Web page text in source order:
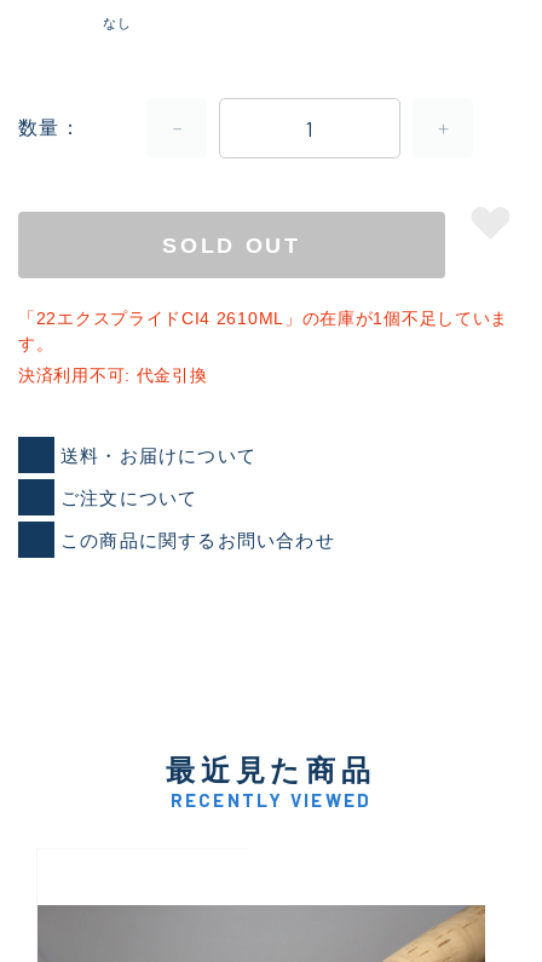
なし
数量
SOLD OUT
「22エクスプライドCI4 2610ML」の在庫が1個不足していま
す。
決済利用不可: 代金引換
送料・お届けについて
ご注文について
この商品に関するお問い合わせ
最近見た商品
RECENTLY VIEWED